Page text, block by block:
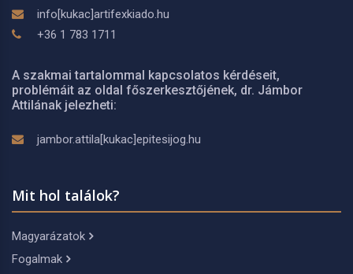
info[kukac]artifexkiado.hu
+36 1 783 1711
A szakmai tartalommal kapcsolatos kérdéseit,
problémáit az oldal főszerkesztőjének, dr. Jámbor
Attilának jelezheti:
jambor.attila[kukac]epitesijog.hu
Mit hol találok?
Magyarázatok
Fogalmak